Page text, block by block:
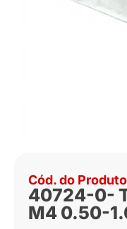
Cód. do
40724-0-
M4 0.50-